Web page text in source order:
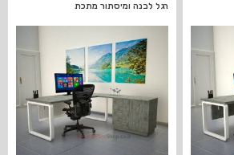
רגל לבנה ומיסתור מתכת